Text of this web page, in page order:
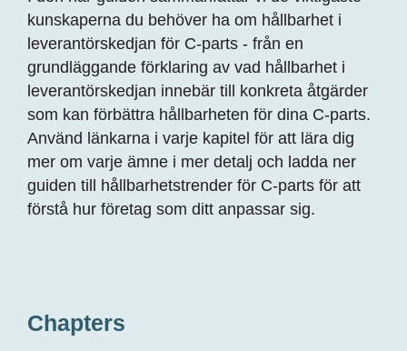
kunskaperna du behöver ha om hållbarhet i
leverantörskedjan för C-parts - från en
grundläggande förklaring av vad hållbarhet i
leverantörskedjan innebär till konkreta åtgärder
som kan förbättra hållbarheten för dina C-parts.
Använd länkarna i varje kapitel för att lära dig
mer om varje ämne i mer detalj och ladda ner
guiden till hållbarhetstrender för C-parts för att
förstå hur företag som ditt anpassar sig.
Chapters